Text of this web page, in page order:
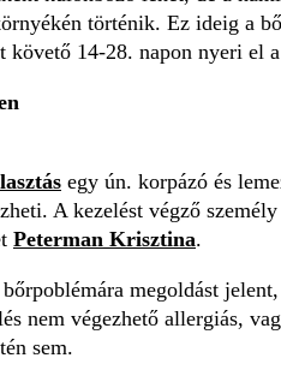
történik. Ez ideig a
követő 14-28. napon nyeri el
egy ún. korpázó és
A kezelést végző
Peterman Krisztina.
megoldást
nem végezhető allergiás,
sem.